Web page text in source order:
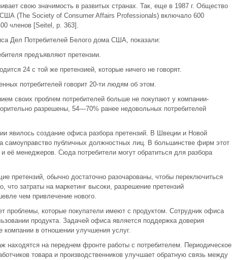
свою значимость в развитых странах. Так, еще в 1987 г. Общество
(The Society of Consumer Affairs Professionals) включало 600
членов [Seitel, p. 363].
Дел Потребителей Белого дома США, показали:
предъявляют претензии.
24 с той же претензией, которые ничего не говорят.
потребителей говорит 20-ти людям об этом.
своих проблем потребителей больше не покупают у компании-
разрешены, 54—70% ранее недовольных потребителей
явилось создание офиса разбора претензий. В Швеции и Новой
публичных должностных лиц. В большинстве фирм этот
её менеджеров. Сюда потребители могут обратиться для разбора
претензий, обычно достаточно разочарованы, чтобы переключиться
что затраты на маркетинг высоки, разрешение претензий
чем привлечение нового.
проблемы, которые покупатели имеют с продуктом. Сотрудник офиса
продукта. Задачей офиса является поддержка доверия
компании в отношении улучшения услуг.
находятся на переднем фронте работы с потребителем. Периодическое
товара и производственников улучшает обратную связь между